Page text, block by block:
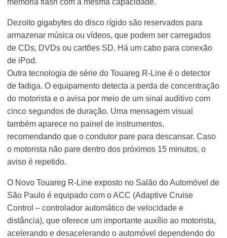
memória flash com a mesma capacidade.
Dezoito gigabytes do disco rígido são reservados para
armazenar música ou vídeos, que podem ser carregados
de CDs, DVDs ou cartões SD. Há um cabo para conexão
de iPod.
Outra tecnologia de série do Touareg R-Line é o detector
de fadiga. O equipamento detecta a perda de concentração
do motorista e o avisa por meio de um sinal auditivo com
cinco segundos de duração. Uma mensagem visual
também aparece no painel de instrumentos,
recomendando que o condutor pare para descansar. Caso
o motorista não pare dentro dos próximos 15 minutos, o
aviso é repetido.
O Novo Touareg R-Line exposto no Salão do Automóvel de
São Paulo é equipado com o ACC (Adaptive Cruise
Control – controlador automático de velocidade e
distância), que oferece um importante auxílio ao motorista,
acelerando e desacelerando o automóvel dependendo do